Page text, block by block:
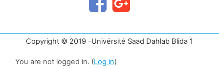
Copyright © 2019 -Univérsité Saad Dahlab Blida 1
You are not logged in. (Log in)